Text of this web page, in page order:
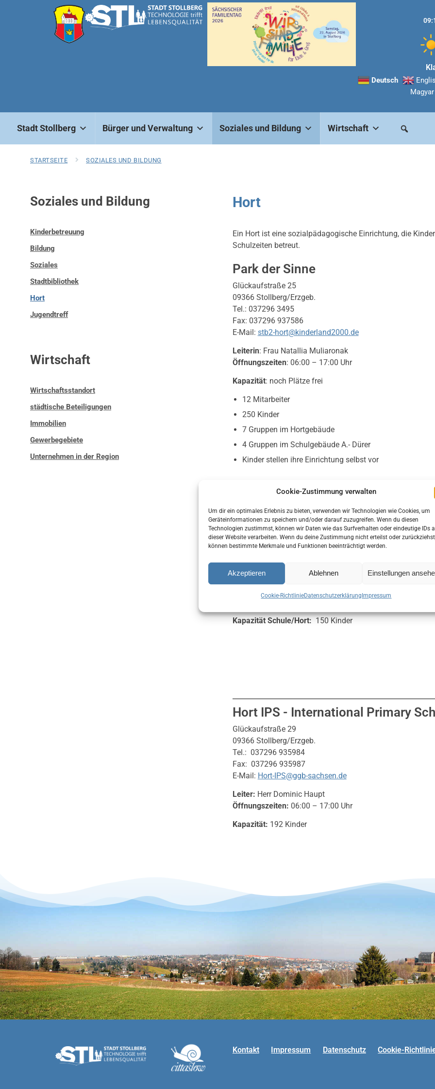
Cookie-Zustimmung verwalten
Um dir ein optimales Erlebnis zu bieten, verwenden wir Technologien wie Cookies, um
Geräteinformationen zu speichern und/oder darauf zuzugreifen. Wenn du diesen
Technologien zustimmst, können wir Daten wie das Surfverhalten oder eindeutige IDs
dieser Website verarbeiten. Wenn du deine Zustimmung nicht erteilst oder zurückziehst,
können bestimmte Merkmale und Funktionen beeinträchtigt werden.
Akzeptieren Ablehnen Einstellungen
Cookie-RichtlinieDatenschutzerklärungImpressum
Deutsch
Magyar
Stadt Stollberg Bürger und Verwaltung Soziales und Bildung Wirtschaft
STARTSEITE SOZIALES UND BILDUNG
Hort
Ein Hort ist eine sozialpädagogische Einrichtung, die
Schulzeiten betreut.
Park der Sinne
Glückaufstraße 25
09366 Stollberg/Erzgeb.
Tel.: 037296 3495
Fax: 037296 937586
E-Mail: stb2-hort@kinderland2000.de
Leiterin: Frau Natallia Muliaronak
Öffnungszeiten: 06:00 – 17:00 Uhr
Kapazität: noch Plätze frei
12 Mitarbeiter
250 Kinder
7 Gruppen im Hortgebäude
4 Gruppen im Schulgebäude A.- Dürer
Kinder stellen ihre Einrichtung selbst vor
Friedhofsweg 1 a
OT Beutha
09366 Stollberg/Erzgeb.
Tel.: 037605 686786
Handy: 0172 7596470
stellv. Leiterin:
Isabell Kunze
Kapazität Schule/Hort: 150 Kinder
Hort IPS - International Primary
Glückaufstraße 29
09366 Stollberg/Erzgeb.
Tel.: 037296 935984
Fax: 037296 935987
E-Mail: Hort-IPS@ggb-sachsen.de
Leiter: Herr Dominic Haupt
Öffnungszeiten: 06:00 – 17:00 Uhr
Kapazität: 192 Kinder
Soziales und Bildung
Kinderbetreuung
Bildung
Soziales
Stadtbibliothek
Hort
Jugendtreff
Wirtschaft
Wirtschaftsstandort
städtische Beteiligungen
Immobilien
Gewerbegebiete
Unternehmen in der Region
Kontakt Impressum Datenschutz Cookie-